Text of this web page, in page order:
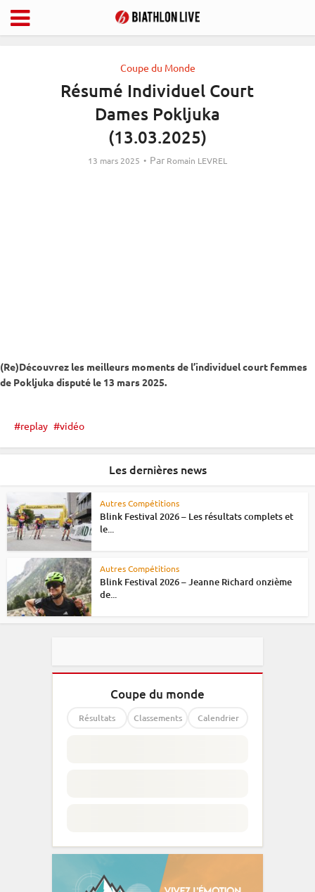
Coupe du Monde
Résumé Individuel Court
Dames Pokljuka
(13.03.2025)
13 mars 2025 Par Romain LEVREL
(Re)Découvrez les meilleurs moments de l’individuelcourt femmes
de Pokljuka disputé le 13 mars 2025.
replay vidéo
Les dernières news
Autres Compétitions
Blink Festival 2026 – Les résultats complets et
le...
Autres Compétitions
Blink Festival 2026 – Jeanne Richard onzième
de...
Coupe du monde
Résultats Classements Calendrier